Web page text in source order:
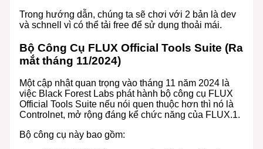
Trong hướng dẫn, chúng ta sẽ chơi với 2 bản là dev
và schnell vì có thể tải free để sử dụng thoải mái.
Bộ Công Cụ FLUX Official Tools Suite (Ra
mắt tháng 11/2024)
Một cập nhật quan trọng vào tháng 11 năm 2024 là
việc Black Forest Labs phát hành bộ công cụ FLUX
Official Tools Suite nếu nói quen thuộc hơn thì nó là
Controlnet, mở rộng đáng kể chức năng của FLUX.1.
Bộ công cụ này bao gồm: